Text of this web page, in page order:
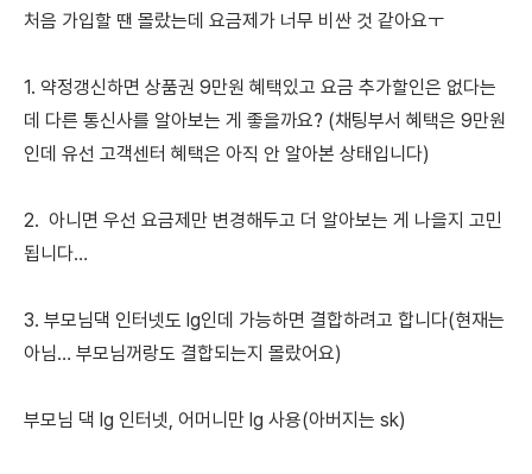
처음 가입할 땐 몰랐는데 요금제가 너무 비싼 것 같아요ㅜ
1. 약정갱신하면 상품권 9만원 혜택있고 요금 추가할인은 없다는
데 다른 통신사를 알아보는 게 좋을까요? (채팅부서 혜택은 9만원
인데 유선 고객센터 혜택은 아직 안 알아본 상태입니다)
2. 아니면 우선 요금제만 변경해두고 더 알아보는 게 나을지 고민
됩니다…
3. 부모님댁 인터넷도 lg인데 가능하면 결합하려고 합니다(현재는
아님… 부모님꺼랑도 결합되는지 몰랐어요)
부모님 댁 lg 인터넷, 어머니만 lg 사용(아버지는 sk)